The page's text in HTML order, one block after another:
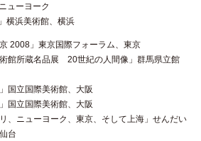
ューヨーク
横浜美術館、横浜
2008」東京国際フォーラム、東京
術館所蔵名品展 20世紀の人間像」群馬県立館
国立国際美術館、大阪
国立国際美術館、大阪
、ニューヨーク、東京、そして上海」せんだい
台